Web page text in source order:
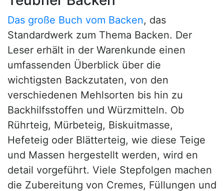
Das große Buch vom Backen, das
Standardwerk zum Thema Backen. Der
Leser erhält in der Warenkunde einen
umfassenden Überblick über die
wichtigsten Backzutaten, von den
verschiedenen Mehlsorten bis hin zu
Backhilfsstoffen und Würzmitteln. Ob
Rührteig, Mürbeteig, Biskuitmasse,
Hefeteig oder Blätterteig, wie diese Teige
und Massen hergestellt werden, wird en
detail vorgeführt. Viele Stepfolgen machen
die Zubereitung von Cremes, Füllungen und